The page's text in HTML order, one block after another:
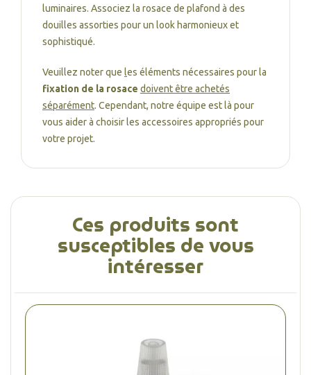
luminaires. Associez la rosace de plafond à des
douilles assorties pour un look harmonieux et
sophistiqué.
Veuillez noter que les éléments nécessaires pour la
fixation de la rosace doivent être achetés
séparément. Cependant, notre équipe est là pour
vous aider à choisir les accessoires appropriés pour
votre projet.
Ces produits sont
susceptibles de vous
intéresser